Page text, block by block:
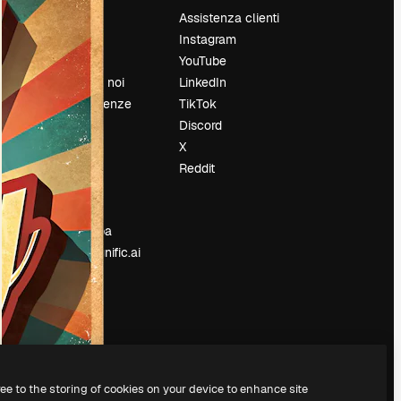
Prezzi
Chi siamo
Recensioni
Lavora con noi
Cerca tendenze
Blog
Eventi
Slidesgo
Vendi i tuoi
contenuti
Sala stampa
Cerchi magnific.ai
Assistenza clienti
Instagram
YouTube
LinkedIn
TikTok
Discord
X
Reddit
to the storing of cookies on your device to enhance site